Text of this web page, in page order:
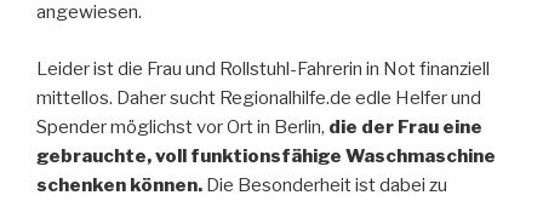
angewiesen.
Leider ist die Frau und Rollstuhl-Fahrerin in Not finanziell
mittellos. Daher sucht Regionalhilfe.de edle Helfer und
Spender möglichst vor Ort in Berlin, die der Frau eine
gebrauchte, voll funktionsfähige Waschmaschine
schenken können. Die Besonderheit ist dabei zu